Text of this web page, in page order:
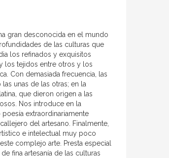
gran desconocida en el mundo
de las culturas que
los refinados y exquisitos
tejidos entre otros y los
Con demasiada frecuencia, las
unas de las otras; en la
que dieron origen a las
Nos introduce en la
extraordinariamente
del artesano. Finalmente,
e intelectual muy poco
complejo arte. Presta especial
fina artesanía de las culturas